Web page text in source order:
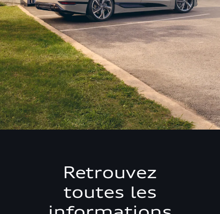
Retrouvez
toutes les